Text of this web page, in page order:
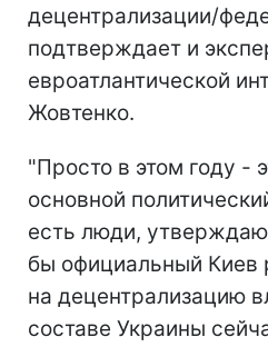
децентрализации/
подтверждает и
евроатлантической
Жовтенко.
"Просто в этом году -
основной
есть люди,
бы официальный
на децентрализацию
составе Украины